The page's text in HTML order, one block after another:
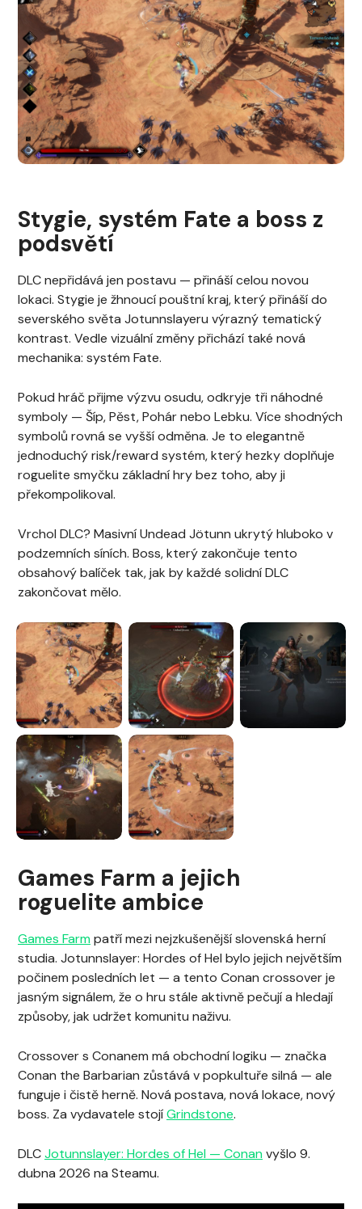
Stygie, systém Fate a boss z
podsvětí
DLC nepřidává jen postavu — přináší celou novou
lokaci. Stygie je žhnoucí pouštní kraj, který přináší do
severského světa Jotunnslayeru výrazný tematický
kontrast. Vedle vizuální změny přichází také nová
mechanika: systém Fate.
Pokud hráč přijme výzvu osudu, odkryje tři náhodné
symboly — Šíp, Pěst, Pohár nebo Lebku. Více shodných
symbolů rovná se vyšší odměna. Je to elegantně
jednoduchý risk/reward systém, který hezky doplňuje
roguelite smyčku základní hry bez toho, aby ji
překompolikoval.
Vrchol DLC? Masivní Undead Jötunn ukrytý hluboko v
podzemních síních. Boss, který zakončuje tento
obsahový balíček tak, jak by každé solidní DLC
zakončovat mělo.
Games Farm a jejich
roguelite ambice
Games Farmpatří mezi nejzkušenější slovenská herní
studia. Jotunnslayer: Hordes of Hel bylo jejich největším
počinem posledních let — a tento Conan crossover je
jasným signálem, že o hru stále aktivně pečují a hledají
způsoby, jak udržet komunitu naživu.
Crossover s Conanem má obchodní logiku — značka
Conan the Barbarian zůstává v popkultuře silná — ale
funguje i čistě herně. Nová postava, nová lokace, nový
boss. Za vydavatele stojíGrindstone.
DLCJotunnslayer: Hordes of Hel — Conanvyšlo 9.
dubna 2026 na Steamu.